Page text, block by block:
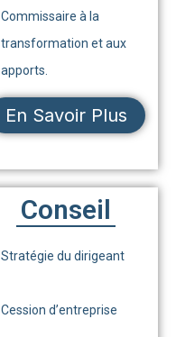
Commissaire à la
transformation et aux
apports.
En Savoir Plus
Conseil
Stratégie du dirigeant
Cession d’entreprise